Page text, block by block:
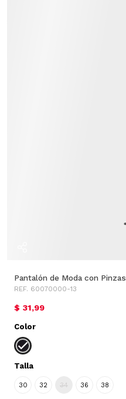
Pantalón de Moda con Pinzas
REF. 60070000-13
$ 31,99
Color
Talla
30 32 34 36 38